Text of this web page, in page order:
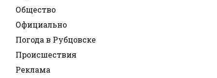
Общество
Официально
Погода в Рубцовске
Происшествия
Реклама